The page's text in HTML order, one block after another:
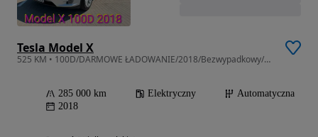
Tesla Model X
525 KM • 100D/DARMOWE ŁADOWANIE/2018/Bezwypadkowy/Stan bardzo dobry
285 000 km Elektryczny
Automatyczna
2018